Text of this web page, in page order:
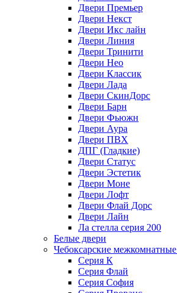
Двери Премьер
Двери Некст
Двери Икс лайн
Двери Линия
Двери Тринити
Двери Нео
Двери Классик
Двери Лада
Двери СкинДорс
Двери Барн
Двери Фьюжн
Двери Аура
Двери ПВХ
ДПГ (Гладкие)
Двери Статус
Двери Эстетик
Двери Моне
Двери Лофт
Двери Флай Дорс
Двери Лайн
Ла стелла серия 200
Белые двери
Чебоксарские
Серия К
Серия Флай
Серия София